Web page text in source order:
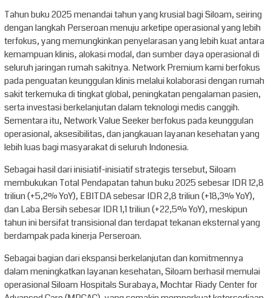
Tahun buku 2025 menandai tahun yang krusial bagi Siloam, seiring
dengan langkah Perseroan menuju arketipe operasional yang lebih
terfokus, yang memungkinkan penyelarasan yang lebih kuat antara
kemampuan klinis, alokasi modal, dan sumber daya operasional di
seluruh jaringan rumah sakitnya. Network Premium kami berfokus
pada penguatan keunggulan klinis melalui kolaborasi dengan rumah
sakit terkemuka di tingkat global, peningkatan pengalaman pasien,
serta investasi berkelanjutan dalam teknologi medis canggih.
Sementara itu, Network Value Seeker berfokus pada keunggulan
operasional, aksesibilitas, dan jangkauan layanan kesehatan yang
lebih luas bagi masyarakat di seluruh Indonesia.
Sebagai hasil dari inisiatif-inisiatif strategis tersebut, Siloam
membukukan Total Pendapatan tahun buku 2025 sebesar IDR 12,8
triliun (+5,2% YoY), EBITDA sebesar IDR 2,8 triliun (+18,3% YoY),
dan Laba Bersih sebesar IDR 1,1 triliun (+22,5% YoY), meskipun
tahun ini bersifat transisional dan terdapat tekanan eksternal yang
berdampak pada kinerja Perseroan.
Sebagai bagian dari ekspansi berkelanjutan dan komitmennya
dalam meningkatkan layanan kesehatan, Siloam berhasil memulai
operasional Siloam Hospitals Surabaya, Mochtar Riady Center for